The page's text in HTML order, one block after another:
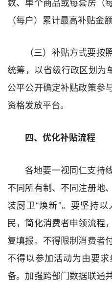
（每户）累计最高补贴金
（三）补贴方式要
统筹，以省级行政区划为
公平公开确定补贴政策参
资格发放平台。
四、优化补贴流程
各地要一视同仁支持
不同所有制、不同注册地
装厨卫“焕新”。要坚持
民，简化消费者申领流程
复填报。不得限制消费者
不得以参加活动为由要
备。加强跨部门数据联通